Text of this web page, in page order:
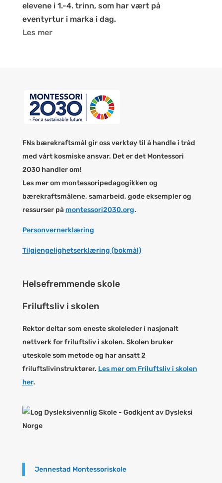
elevene i 1.-4. trinn, som har vært på
eventyrtur i marka i dag.
Les mer
FNs bærekraftsmål gir oss verktøy til å handle i tråd
med vårt kosmiske ansvar. Det er det Montessori
2030 handler om!
Les mer om montessoripedagogikken og
bærekraftsmålene, samarbeid, gode eksempler og
ressurser på montessori2030.org.
Personvernerklæring
Tilgjengelighetserklæring (bokmål)
Helsefremmende skole
Friluftsliv i skolen
Rektor deltar som eneste skoleleder i nasjonalt
nettverk for friluftsliv i skolen. Skolen bruker
uteskole som metode og har ansatt 2
friluftslivinstruktører. Les mer om Friluftsliv i skolen
her.
Jennestad Montessoriskole